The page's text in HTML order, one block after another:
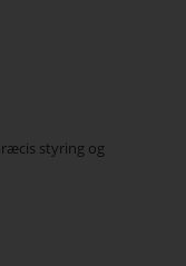
styring og